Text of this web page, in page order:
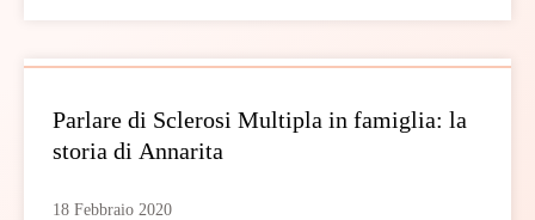
Parlare di Sclerosi Multipla in famiglia: la
storia di Annarita
18 Febbraio 2020